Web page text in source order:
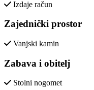
Izdaje račun
Zajednički prostor
Vanjski kamin
Zabava i obitelj
Stolni nogomet